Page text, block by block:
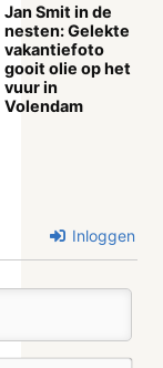
Jan Smit in de
nesten: Gelekte
vakantiefoto
gooit olie op het
vuur in
Volendam
Inloggen